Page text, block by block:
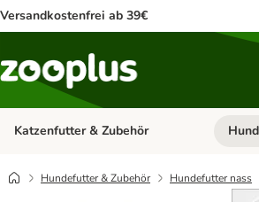
Versandkostenfrei ab 39€
Katzenfutter & Zubehör
Hundefutter & Zubehör Hundefutter nass